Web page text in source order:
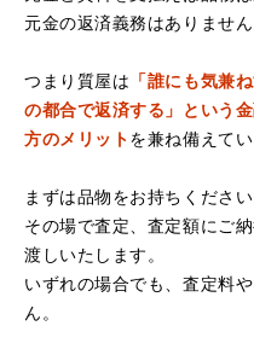
（京都府亀岡市）他店舗
まりお売りしたくないと
は電話対応からも誠実な印
しようと思っておりました
す。
元金の返済義務はありません
つまり質屋は 「誰にも気兼
の都合で返済する」という
方のメリットを兼ね備えてい
まずは品物をお持ちください
その場で査定、査定額にご
渡しいたします。
いずれの場合でも、査定料
ん。